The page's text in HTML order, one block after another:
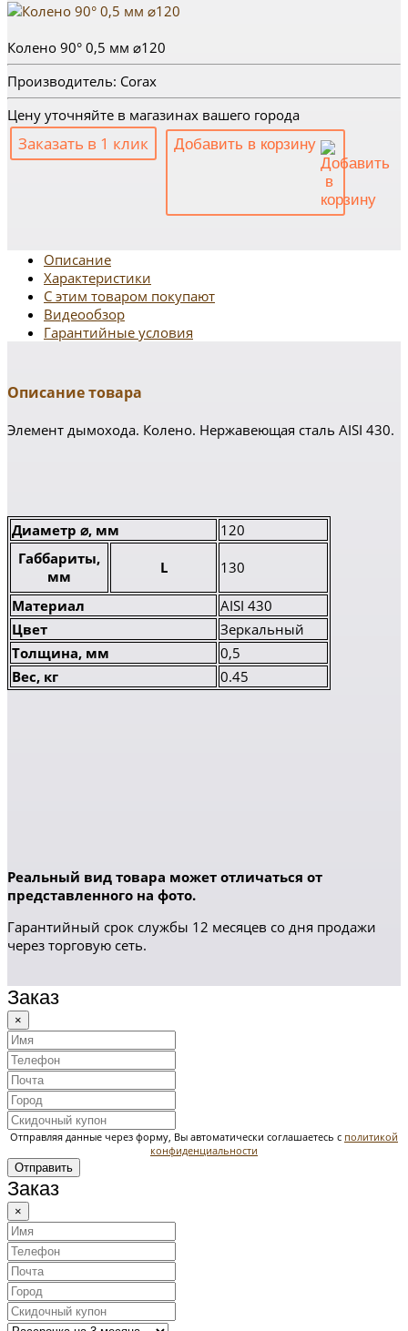
Колено 90° 0,5 мм ⌀120
Производитель: Corax
Цену уточняйте в магазинах вашего города
Заказать в 1 клик Добавить в корзину
Описание
Характеристики
С этим товаром покупают
Видеообзор
Гарантийные условия
Описание товара
Элемент дымохода. Колено. Нержавеющая сталь AISI 430.
Диаметр ⌀, мм
120
Габбариты,
мм
L 130
Материал
AISI 430
Цвет
Зеркальный
Толщина, мм
0,5
Вес, кг
0.45
Реальный вид товара может отличаться от
представленного на фото.
Гарантийный срок службы 12 месяцев со дня продажи
через торговую сеть.
Заказ
×
Отправляя данные через форму, Вы автоматически соглашаетесь с политикой
конфиденциальности
Отправить
Заказ
×